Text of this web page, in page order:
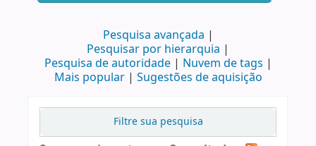
Pesquisa avançada
Pesquisar por hierarquia
Pesquisa de autoridade
Nuvem de tags
Mais popular
Sugestões de aquisição
Filtre sua pesquisa